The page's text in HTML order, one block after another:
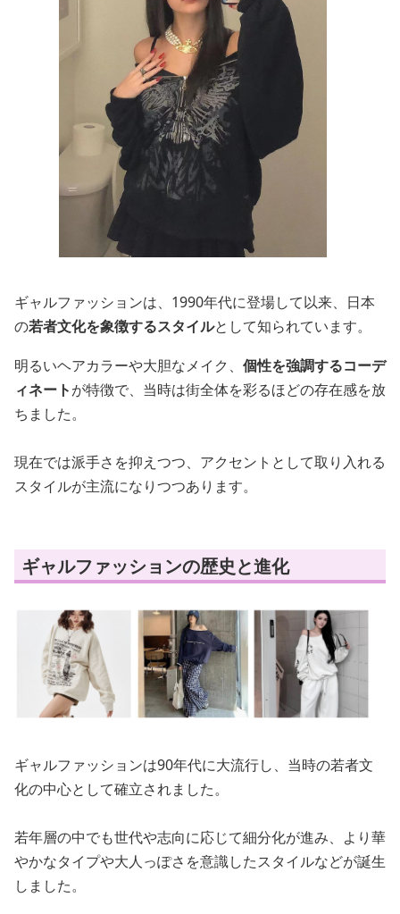
ギャルファッションは、1990年代に登場して以来、日本
の若者文化を象徴するスタイルとして知られています。
明るいヘアカラーや大胆なメイク、 個性を強調するコーデ
ィネートが特徴で、当時は街全体を彩るほどの存在感を放
ちました。
現在では派手さを抑えつつ、アクセントとして取り入れる
スタイルが主流になりつつあります。
ギャルファッションの歴史と進化
ギャルファッションは90年代に大流行し、当時の若者文
化の中心として確立されました。
若年層の中でも世代や志向に応じて細分化が進み、より華
やかなタイプや大人っぽさを意識したスタイルなどが誕生
しました。